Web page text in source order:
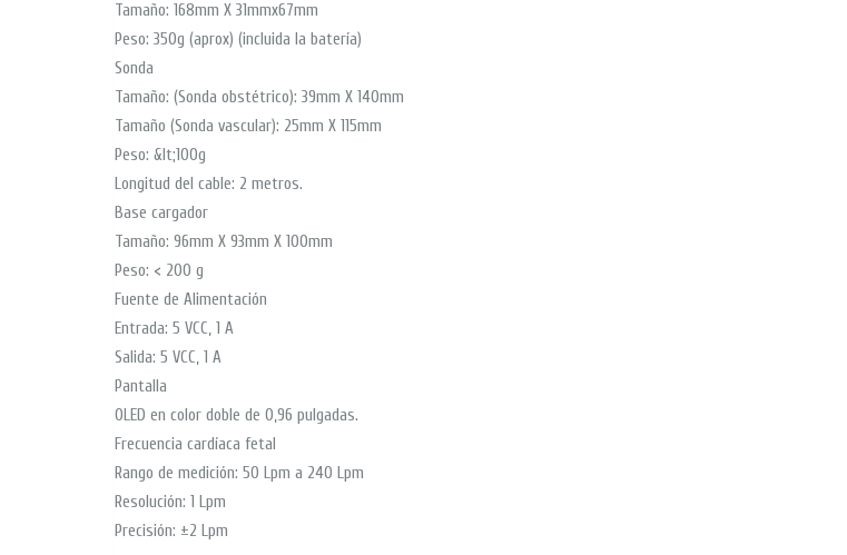
Tamaño: 168mm X 31mmx67mm
Peso: 350g (aprox) (incluida la batería)
Sonda
Tamaño: (Sonda obstétrico): 39mm X 140mm
Tamaño (Sonda vascular): 25mm X 115mm
Peso: &lt;100g
Longitud del cable: 2 metros.
Base cargador
Tamaño: 96mm X 93mm X 100mm
Peso: < 200 g
Fuente de Alimentación
Entrada: 5 VCC, 1 A
Salida: 5 VCC, 1 A
Pantalla
OLED en color doble de 0,96 pulgadas.
Frecuencia cardíaca fetal
Rango de medición: 50 Lpm a 240 Lpm
Resolución: 1 Lpm
Precisión: ±2 Lpm